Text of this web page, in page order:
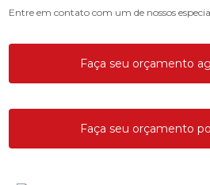
Entre em contato com um de nossos
Faça seu orçamento
Faça seu orçamento